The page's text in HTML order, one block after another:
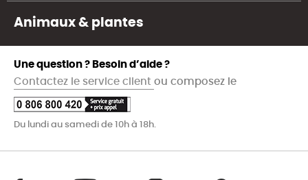
Animaux & plantes
Une question ? Besoin d’aide ?
Contactez le service client ou composez le
Du lundi au samedi de 10h à 18h.